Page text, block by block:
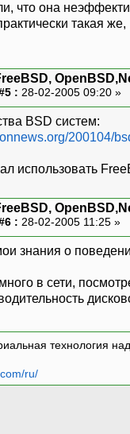
что она
такая
: 28-02-2005 09:20 »
BSD систем:
200104/
использовать
: 28-02-2005 11:25 »
знания о
в сети,
технология
ru/